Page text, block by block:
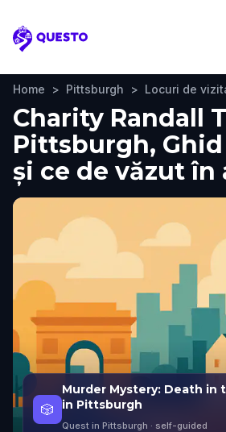
Questo
Home > Pittsburgh > Locuri de
Charity Randall
Pittsburgh,
și ce de văzut în
🎲
Murder Mystery: Death in
in Pittsburgh
Quest in Pittsburgh · self-guided